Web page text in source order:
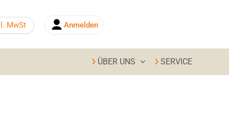
MwSt Anmelden
ÜBER UNS SERVICE